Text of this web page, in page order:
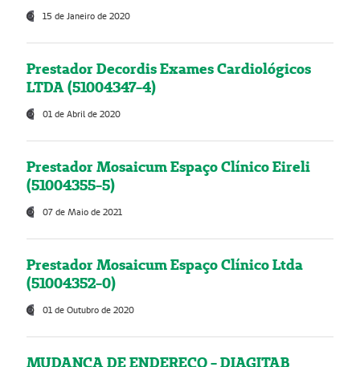
15 de Janeiro de 2020
Prestador Decordis Exames Cardiológicos
LTDA (51004347-4)
01 de Abril de 2020
Prestador Mosaicum Espaço Clínico Eireli
(51004355-5)
07 de Maio de 2021
Prestador Mosaicum Espaço Clínico Ltda
(51004352-0)
01 de Outubro de 2020
MUDANÇA DE ENDEREÇO - DIAGITAB